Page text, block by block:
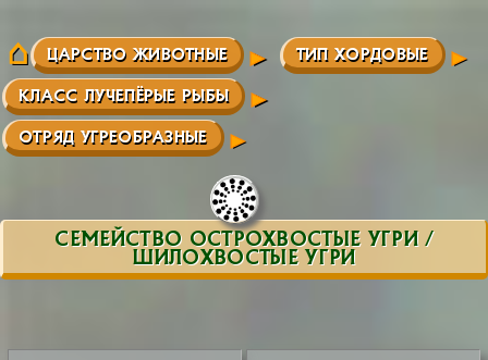
ЦАРСТВО ЖИВОТНЫЕ ТИП ХОРДОВЫЕ
КЛАСС ЛУЧЕПЁРЫЕ РЫБЫ
ОТРЯД УГРЕОБРАЗНЫЕ
СЕМЕЙСТВО ОСТРОХВОСТЫЕ УГРИ /
ШИЛОХВОСТЫЕ УГРИ